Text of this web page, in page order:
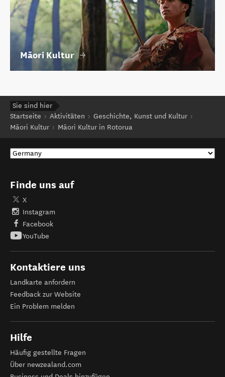
Māori Kultur
Sie sind hier
Startseite
Aktivitäten
Geschichte, Kunst und Kultur
Māori Kultur
Māori Kultur in Rotorua
Finde uns auf
X
Instagram
Facebook
YouTube
Kontaktiere uns
Landkarte anfordern
Feedback zur Website
Ein Problem melden
Hilfe
Häufig gestellte Fragen
Über newzealand.com